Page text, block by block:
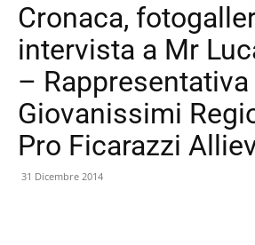
Cronaca,
intervista a Mr
– Rappresentativa
Giovanissimi
Pro Ficarazzi
31 Dicembre 2014